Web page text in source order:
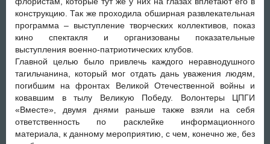
конструкцию. Так же проходила обширная развлекательная
программа – выступление творческих коллективов, показ
кино спектакля и организованы показательные
выступления военно-патриотических клубов.
Главной целью было привлечь каждого неравнодушного
тагильчанина, который мог отдать дань уважения людям,
погибшим на фронтах Великой Отечественной войны и
ковавшим в тылу Великую Победу. Волонтеры ЦПГИ
«Вместе», двумя днями раньше также взяли на себя
ответственность по расклейке информационного
материала, к данному мероприятию, с чем, конечно же, без